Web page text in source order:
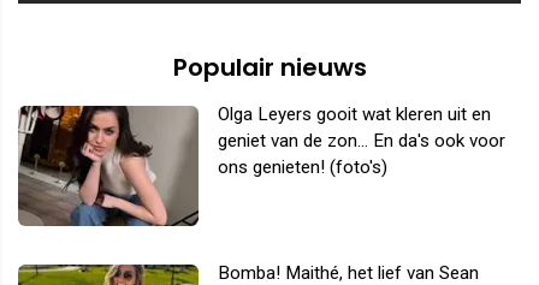
Populair nieuws
Olga Leyers gooit wat kleren uit en
geniet van de zon... En da's ook voor
ons genieten! (foto's)
Bomba! Maithé, het lief van Sean